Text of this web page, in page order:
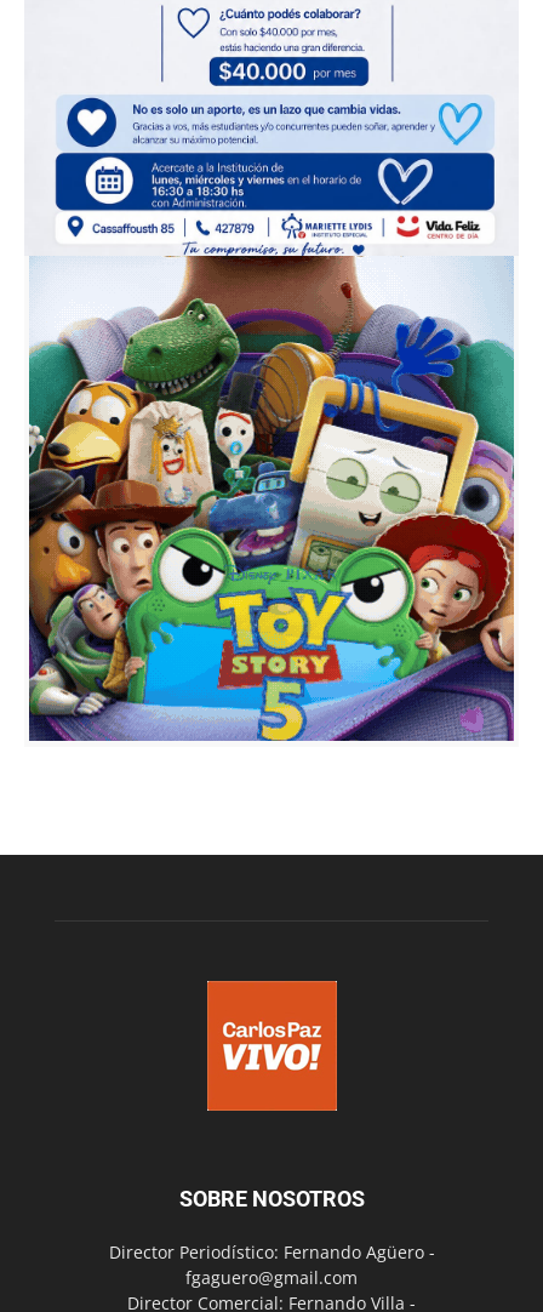
SOBRE NOSOTROS
Director Periodístico: Fernando Agüero -
fgaguero@gmail.com
Director Comercial: Fernando Villa -